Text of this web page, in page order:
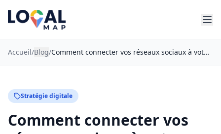
Accueil/Blog/ Comment connecter vos réseaux sociaux à votre crédibilité Google
Stratégie digitale
Comment connecter vos